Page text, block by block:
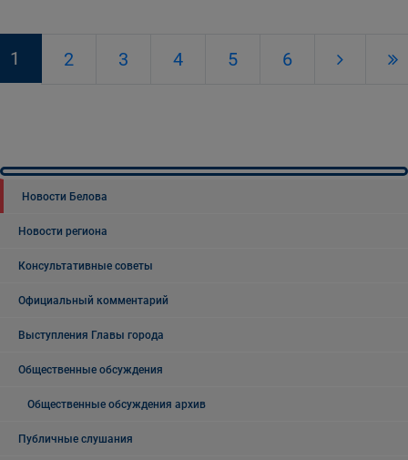
1 2 3 4 5 6
Новости Белова
Новости региона
Консультативные советы
Официальный комментарий
Выступления Главы города
Общественные обсуждения
Общественные обсуждения архив
Публичные слушания